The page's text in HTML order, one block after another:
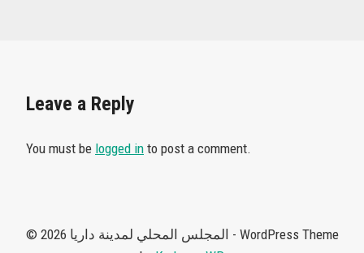
Leave a Reply
You must be logged in to post a comment.
© 2026 المجلس المحلي لمدينة داريا - WordPress Theme